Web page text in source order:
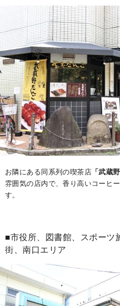
お隣にある同系列の喫茶店 「武蔵
雰囲気の店内で、香り高いコーヒ
す。
■市役所、図書館、スポーツ
街、南口エリア